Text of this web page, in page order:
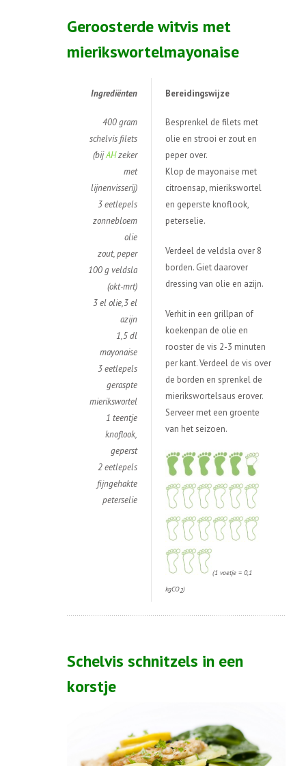
Geroosterde witvis met
mierikswortelmayonaise
Ingrediënten Bereidingswijze
400 gram
schelvis filets
(bijAHzeker
met
lijnenvisserij)
3 eetlepels
zonnebloem
olie
zout, peper
100 g veldsla
(okt-mrt)
3 el olie,3 el
azijn
1,5 dl
mayonaise
3 eetlepels
geraspte
mierikswortel
1 teentje
knoflook,
geperst
2 eetlepels
fijngehakte
peterselie
Besprenkel de filets met
olie en strooi er zout en
peper over.
Klop de mayonaise met
citroensap, mierikswortel
en geperste knoflook,
peterselie.
Verdeel de veldsla over 8
borden. Giet daarover
dressing van olie en azijn.
Verhit in een grillpan of
koekenpan de olie en
rooster de vis 2-3 minuten
per kant. Verdeel de vis over
de borden en sprenkel de
mierikswortelsaus erover.
Serveer met een groente
van het seizoen.
(1 voetje = 0,1
kgCO2)
Schelvis schnitzels in een
korstje